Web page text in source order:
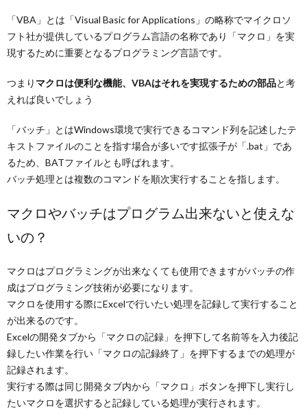
「VBA」とは「Visual Basic for Applications」の略称でマイクロソ
フト社が提供しているプログラム言語の名称であり「マクロ」を実
現するために重要となるプログラミング言語です。
つまり マクロは便利な機能、VBAはそれを実現するための部品と考
えれば良いでしょう
「バッチ」とはWindows環境で実行できるコマンド列を記述したテ
キストファイルのことを指す場合が多いです拡張子が「.bat」であ
るため、BATファイルとも呼ばれます。
バッチ処理とは複数のコマンドを順次実行することを指します。
マクロやバッチはプログラム出来ないと使えな
いの？
マクロはプログラミングが出来なくても使用できますがバッチの作
成はプログラミング技術が必要になります。
マクロを使用する際にExcelで行いたい処理を記録して実行すること
が出来るのです。
Excelの開発タブから「マクロの記録」を押下して名前等を入力後記
録したい作業を行い「マクロの記録終了」を押下するまでの処理が
記録されます。
実行する際は同じ開発タブ内から「マクロ」ボタンを押下し実行し
たいマクロを選択すると記録している処理が実行されます。